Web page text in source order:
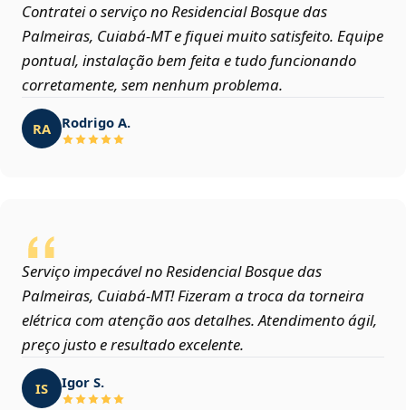
Contratei o serviço no Residencial Bosque das
Palmeiras, Cuiabá‑MT e fiquei muito satisfeito. Equipe
pontual, instalação bem feita e tudo funcionando
corretamente, sem nenhum problema.
RA Rodrigo A.
Serviço impecável no Residencial Bosque das
Palmeiras, Cuiabá‑MT! Fizeram a troca da torneira
elétrica com atenção aos detalhes. Atendimento ágil,
preço justo e resultado excelente.
IS Igor S.